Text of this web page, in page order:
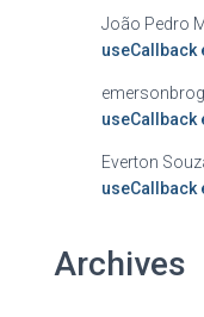
João Pedro
useCallback
useCallback
Everton
useCallback
Archives